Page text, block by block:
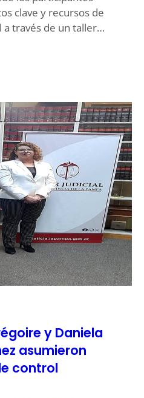
clave y recursos de
a través de un taller…
y Daniela
asumieron
control